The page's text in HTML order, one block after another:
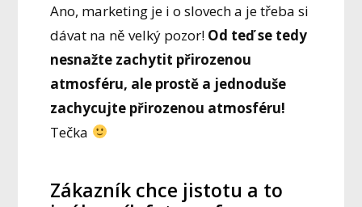
Ano, marketing je i o slovech a je třeba si
dávat na ně velký pozor! Od teď se tedy
nesnažte zachytit přirozenou
atmosféru, ale prostě a jednoduše
zachycujte přirozenou atmosféru!
Tečka
Zákazník chce jistotu a to